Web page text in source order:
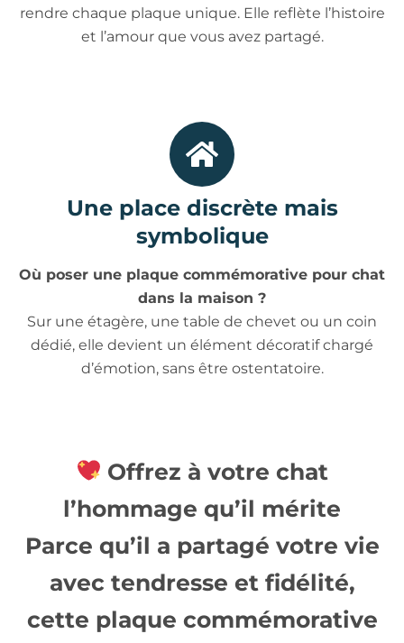
rendre chaque plaque unique. Elle reflète l’histoire
et l’amour que vous avez partagé.
Une place discrète mais
symbolique
Où poser une plaque commémorative pour chat
dans la maison ?
Sur une étagère, une table de chevet ou un coin
dédié, elle devient un élément décoratif chargé
d’émotion, sans être ostentatoire.
Offrez à votre chat
l’hommage qu’il mérite
Parce qu’il a partagé votre vie
avec tendresse et fidélité,
cette plaque commémorative